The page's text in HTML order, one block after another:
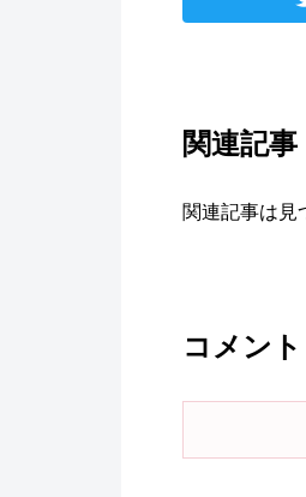
関連記事
関連記事は見
コメント